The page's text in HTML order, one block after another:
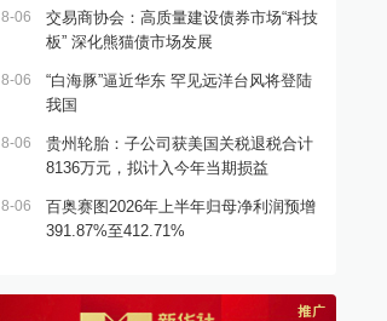
8-06
交易商协会：高质量建设债券市场“科技
板” 深化熊猫债市场发展
8-06
“白海豚”逼近华东 罕见远洋台风将登陆
我国
8-06
贵州轮胎：子公司获美国关税退税合计
8136万元，拟计入今年当期损益
8-06
百奥赛图2026年上半年归母净利润预增
391.87%至412.71%